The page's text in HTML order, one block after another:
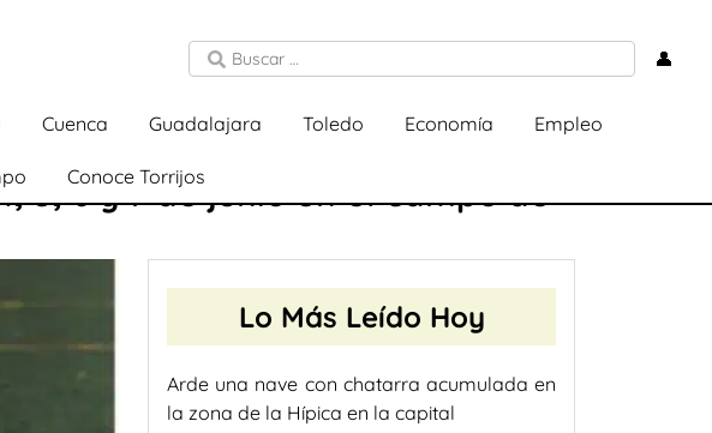
👤
Cuenca Guadalajara Toledo Economía Empleo
Conoce Torrijos
5, 6 y 7 de junio en el campo de
Lo Más Leído Hoy
Arde una nave con chatarra acumulada en
la zona de la Hípica en la capital